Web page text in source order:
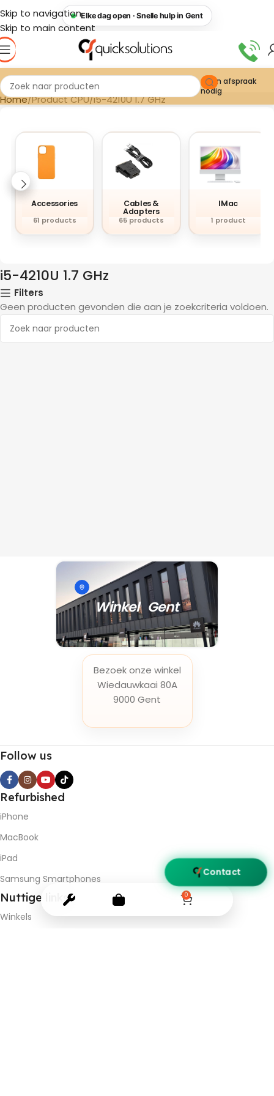
Elke dag open · Snelle hulp in Gent
Skip to navigation
Skip to main content
Geen afspraak
nodig
Home Product CPU i5-4210U 1.7 GHz
Accessories
61 products
Cables &
Adapters
65 products
IMac
1 product
i5-4210U 1.7 GHz
Filters
Geen producten gevonden die aan je zoekcriteria voldoen.
Winkel Gent
Bezoek onze winkel
Wiedauwkaai 80A
9000 Gent
Follow us
Refurbished
iPhone
MacBook
iPad
Samsung Smartphones
Nuttige links
Winkels
0
Contact